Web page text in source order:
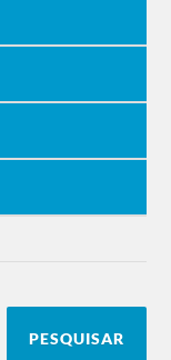
PESQUISAR